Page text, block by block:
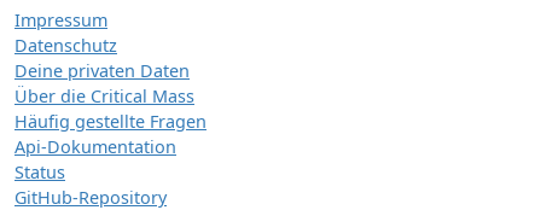
Impressum
Datenschutz
Deine privaten Daten
Über die Critical Mass
Häufig gestellte Fragen
Api-Dokumentation
Status
GitHub-Repository